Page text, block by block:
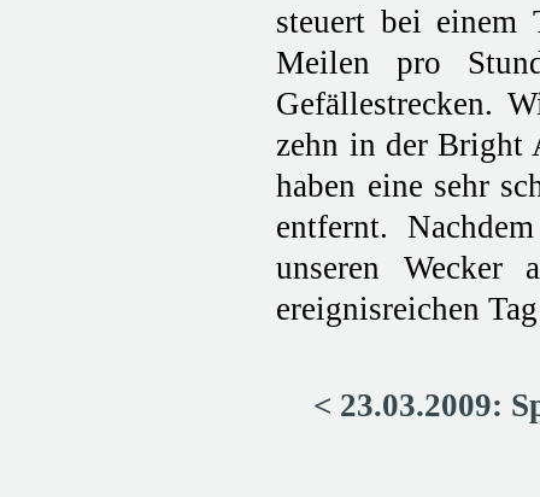
steuert bei
Meilen pro
Gefällestrecken.
zehn in der Bright
haben eine sehr
entfernt.
unseren
ereignisreichen
< 23.03.2009: